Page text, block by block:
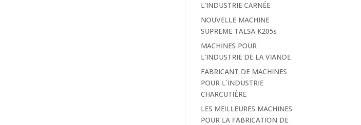
L’INDUSTRIE CARNÉE
NOUVELLE MACHINE
SUPREME TALSA K205s
MACHINES POUR
L’INDUSTRIE DE LA VIANDE
FABRICANT DE MACHINES
POUR L´INDUSTRIE
CHARCUTIÈRE
LES MEILLEURES MACHINES
POUR LA FABRICATION DE